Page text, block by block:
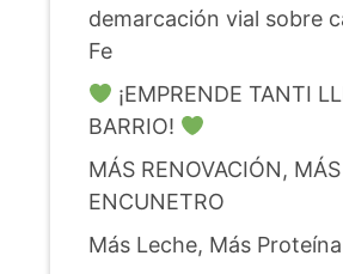
demarcación vial sobre
Fe
¡EMPRENDE TANTI
BARRIO!
MÁS RENOVACIÓN, MÁS
ENCUNETRO
Más Leche, Más Proteína